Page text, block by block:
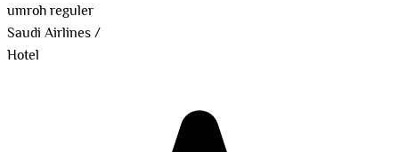
umroh reguler
Saudi Airlines/
Hotel